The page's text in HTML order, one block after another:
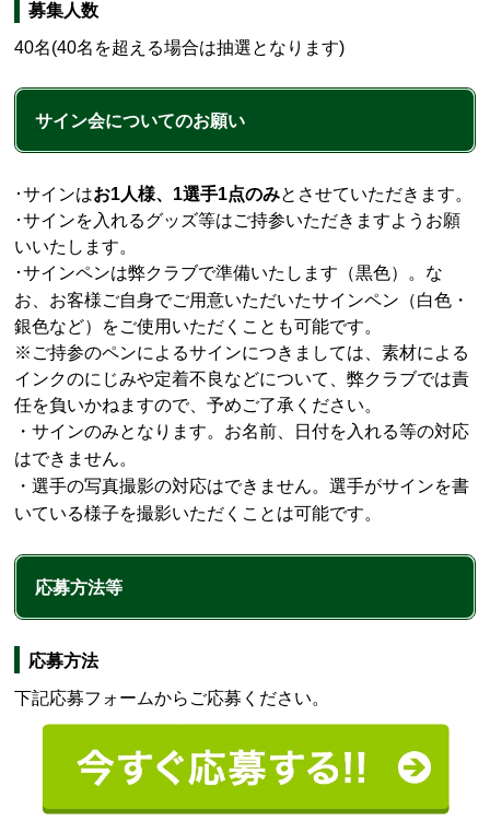
募集人数
40名(40名を超える場合は抽選となります)
サイン会についてのお願い
･サインはお1人様、1選手1点のみとさせていただきます。
･サインを入れるグッズ等はご持参いただきますようお願
いいたします。
･サインペンは弊クラブで準備いたします（黒色）。な
お、お客様ご自身でご用意いただいたサインペン（白色・
銀色など）をご使用いただくことも可能です。
※ご持参のペンによるサインにつきましては、素材による
インクのにじみや定着不良などについて、弊クラブでは責
任を負いかねますので、予めご了承ください。
・サインのみとなります。お名前、日付を入れる等の対応
はできません。
・選手の写真撮影の対応はできません。選手がサインを書
いている様子を撮影いただくことは可能です。
応募方法等
応募方法
下記応募フォームからご応募ください。